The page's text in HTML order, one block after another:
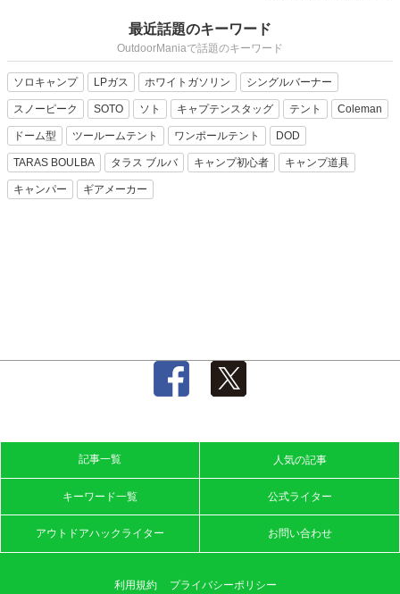
最近話題のキーワード
OutdoorManiaで話題のキーワード
ソロキャンプ LPガス ホワイトガソリン シングルバーナー
スノーピーク SOTO ソト キャプテンスタッグ テント Coleman
ドーム型 ツールームテント ワンポールテント DOD
TARAS BOULBA タラス ブルバ キャンプ初心者 キャンプ道具
キャンパー ギアメーカー
記事一覧 人気の記事
キーワード一覧 公式ライター
アウトドアハックライター お問い合わせ
利用規約 プライバシーポリシー